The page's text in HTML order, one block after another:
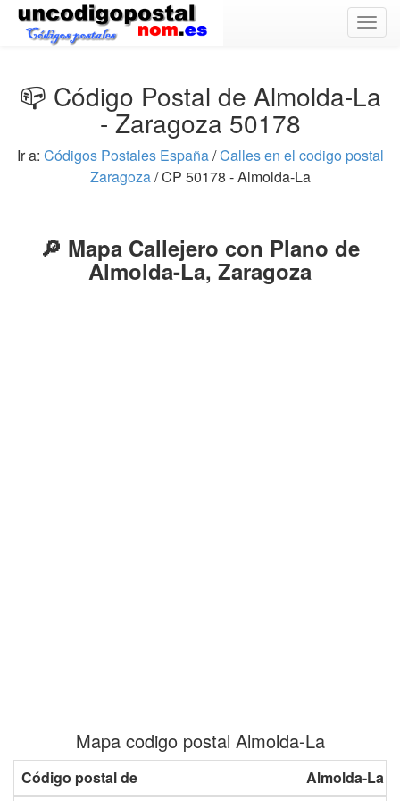
📪 Código Postal de Almolda-La
- Zaragoza 50178
Ir a: Códigos Postales España/Calles en el codigo postal
Zaragoza/ CP 50178 - Almolda-La
🔎 Mapa Callejero con Plano de
Almolda-La, Zaragoza
Mapa codigo postal Almolda-La
Código postal de
Almolda-La